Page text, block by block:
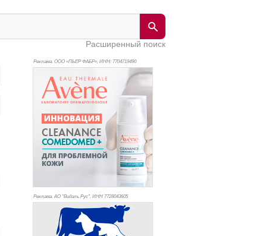
Расширенный поиск
Реклама. ООО «ПЬЕР ФАБР», ИНН: 7704719490
Реклама. АО "Видаль Рус", ИНН 7728043605